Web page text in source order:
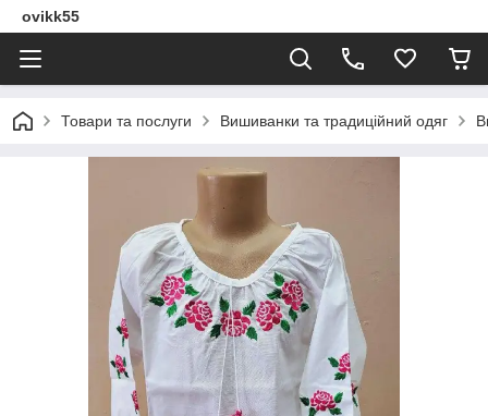
ovikk55
Товари та послуги Вишиванки та традиційний одяг